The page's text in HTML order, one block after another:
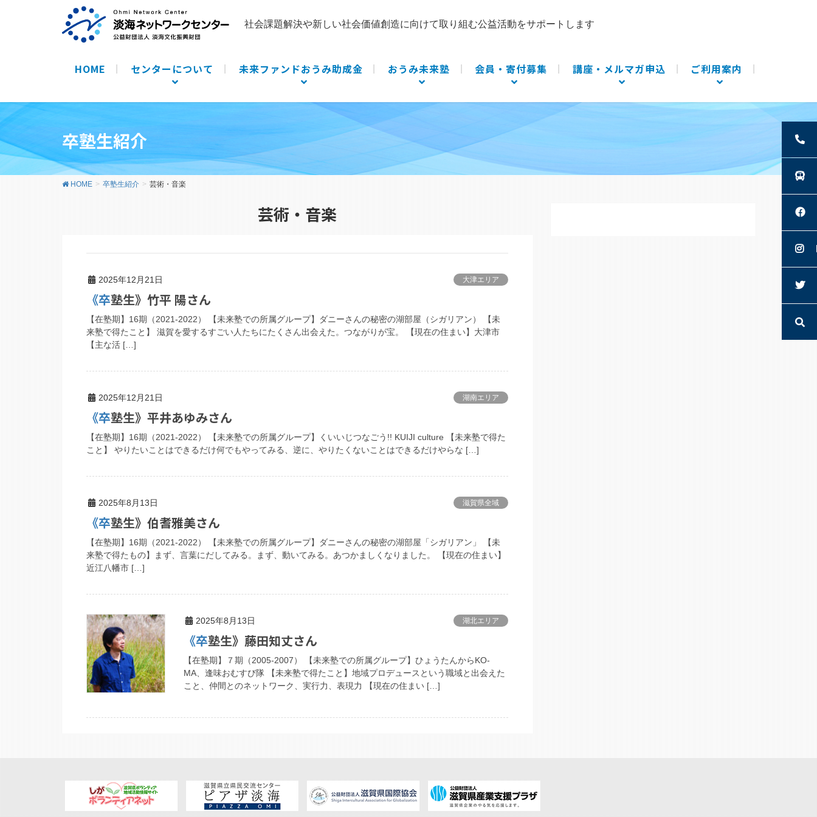
社会課題解決や新しい社会価値創造に向けて取り組む公益活動をサポートします
HOME センターについて 未来ファンドおうみ助成金 おうみ未来塾 会員・寄付募集 講座・メルマガ申込 ご利用案内
卒塾生紹介
HOME 卒塾生紹介 芸術・音楽
芸術・音楽
2025年12月21日 大津エリア
《卒塾生》竹平 陽さん
【在塾期】16期（2021-2022） 【未来塾での所属グループ】ダニーさんの秘密の湖部屋（シガリアン） 【未
来塾で得たこと】 滋賀を愛するすごい人たちにたくさん出会えた。つながりが宝。 【現在の住まい】大津市
【主な活 […]
2025年12月21日 湖南エリア
《卒塾生》平井あゆみさん
【在塾期】16期（2021-2022） 【未来塾での所属グループ】くいいじつなごう!! KUIJI culture 【未来塾で得た
こと】 やりたいことはできるだけ何でもやってみる、逆に、やりたくないことはできるだけやらな […]
2025年8月13日 滋賀県全域
《卒塾生》伯耆雅美さん
【在塾期】16期（2021-2022） 【未来塾での所属グループ】ダニーさんの秘密の湖部屋「シガリアン」 【未
来塾で得たもの】まず、言葉にだしてみる。まず、動いてみる。あつかましくなりました。 【現在の住まい】
近江八幡市 […]
2025年8月13日 湖北エリア
《卒塾生》藤田知丈さん
【在塾期】７期（2005-2007） 【未来塾での所属グループ】ひょうたんからKO-
MA、逢味おむすび隊 【未来塾で得たこと】地域プロデュースという職域と出会えた
こと、仲間とのネットワーク、実行力、表現力 【現在の住まい […]